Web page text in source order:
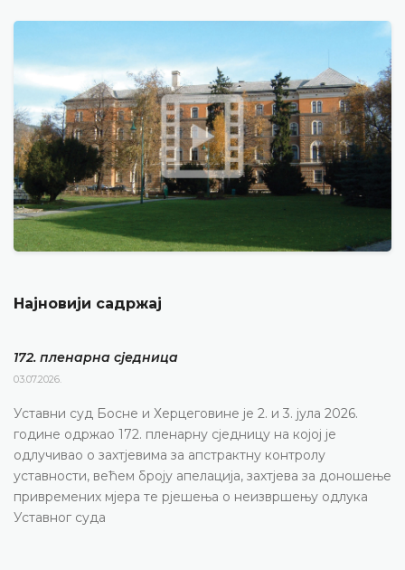
Најновији садржај
172. пленарна сједницa
03.07.2026.
Уставни суд Босне и Херцеговине је 2. и 3. јула 2026.
године одржао 172. пленарну сједницу на којој је
одлучивао о захтјевима за апстрактну контролу
уставности, већем броју апелација, захтјева за доношење
привремених мјера те рјешења о неизвршењу одлука
Уставног суда